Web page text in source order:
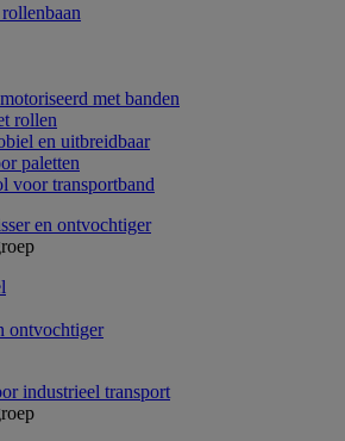
met banden
rollen
en uitbreidbaar
paletten
voor transportband
en ontvochtiger
ontvochtiger
industrieel transport